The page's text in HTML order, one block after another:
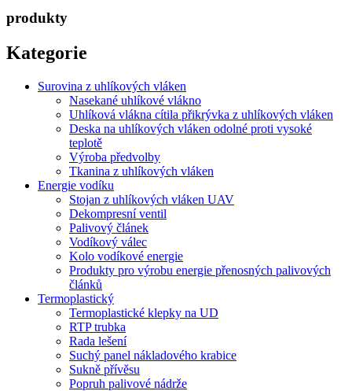
produkty
Kategorie
Surovina z uhlíkových vláken
Nasekané uhlíkové vlákno
Uhlíková vlákna cítila přikrývka z uhlíkových vláken
Deska na uhlíkových vláken odolné proti vysoké
teplotě
Výroba předvolby
Tkanina z uhlíkových vláken
Energie vodíku
Stojan z uhlíkových vláken UAV
Dekompresní ventil
Palivový článek
Vodíkový válec
Kolo vodíkové energie
Produkty pro výrobu energie přenosných palivových
článků
Termoplastický
Termoplastické klepky na UD
RTP trubka
Rada lešení
Suchý panel nákladového krabice
Sukně přívěsu
Popruh palivové nádrže